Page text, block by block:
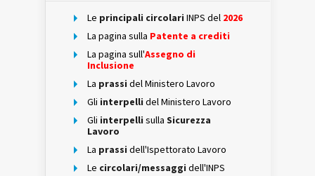
Le principali circolari INPS del 2026
La pagina sulla Patente a crediti
La pagina sull'Assegno di
Inclusione
La prassi del Ministero Lavoro
Gli interpelli del Ministero Lavoro
Gli interpelli sulla Sicurezza
Lavoro
La prassi dell'Ispettorato Lavoro
Le circolari/messaggi dell'INPS